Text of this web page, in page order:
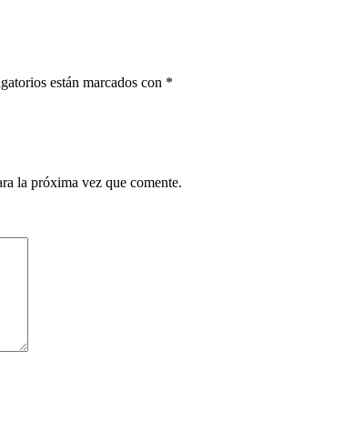
están marcados con *
la próxima vez que comente.